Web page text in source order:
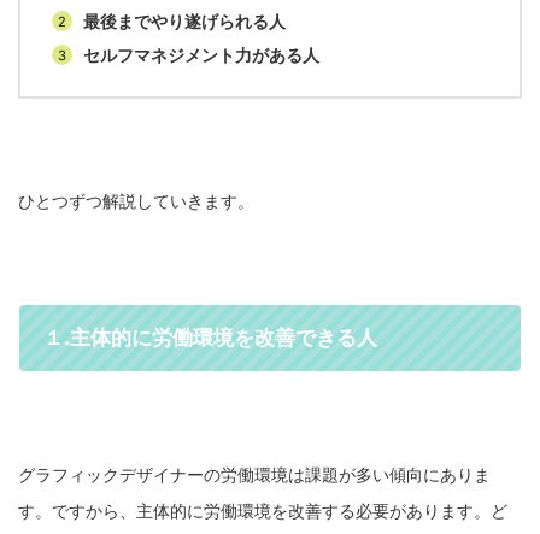
最後までやり遂げられる人
セルフマネジメント力がある人
ひとつずつ解説していきます。
１.主体的に労働環境を改善できる人
グラフィックデザイナーの労働環境は課題が多い傾向にありま
す。ですから、主体的に労働環境を改善する必要があります。ど